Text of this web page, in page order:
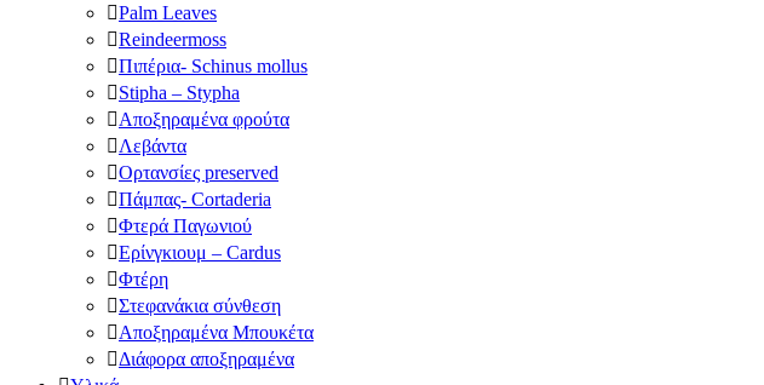
Palm Leaves
Reindeermoss
Πιπέρια- Schinus mollus
Stipha – Stypha
Αποξηραμένα φρούτα
Λεβάντα
Ορτανσίες preserved
Πάμπας- Cortaderia
Φτερά Παγωνιού
Ερίνγκιουμ – Cardus
Φτέρη
Στεφανάκια σύνθεση
Αποξηραμένα Μπουκέτα
Διάφορα αποξηραμένα